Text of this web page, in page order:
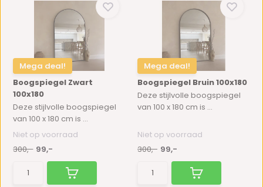
Mega deal!
Boogspiegel Zwart
100x180
Deze stijlvolle boogspiegel
van 100 x 180 cm is ...
Niet op voorraad
300,- 99,-
Mega deal!
Boogspiegel Bruin 100x180
Deze stijlvolle boogspiegel
van 100 x 180 cm is ...
Niet op voorraad
300,- 99,-